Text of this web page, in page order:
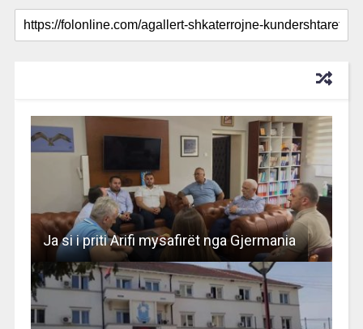
Ja si i priti Arifi mysafirët nga Gjermania